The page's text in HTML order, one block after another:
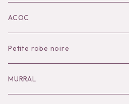
KOKO別注
ACOC
Petite robe noire
Necklace
MURRAL